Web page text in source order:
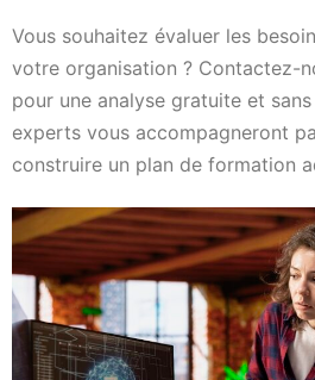
Vous souhaitez évaluer les
votre organisation ? Contactez-
pour une analyse gratuite et
experts vous accompagneront
construire un plan de formation